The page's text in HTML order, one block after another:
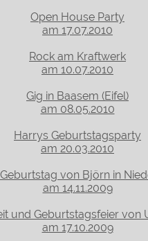
Open House Party
am 17.07.2010
Rock am Kraftwerk
am 10.07.2010
Gig in Baasem (Eifel)
am 08.05.2010
Harrys Geburtstagsparty
am 20.03.2010
Geburtstag von Björn in
am 14.11.2009
und Geburtstagsfeier von
am 17.10.2009